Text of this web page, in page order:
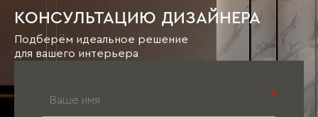
КОНСУЛЬТАЦИЮ ДИЗАЙНЕРА
Подберём идеальное решение
для вашего интерьера
*